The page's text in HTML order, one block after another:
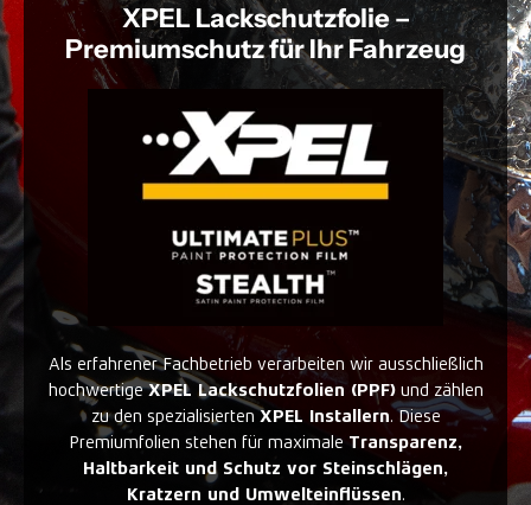
XPEL Lackschutzfolie –
Premiumschutz für Ihr Fahrzeug
Als erfahrener Fachbetrieb verarbeiten wir ausschließlich
hochwertigeXPEL Lackschutzfolien (PPF)und zählen
zu den spezialisiertenXPEL Installern. Diese
Premiumfolien stehen für maximale Transparenz,
Haltbarkeit und Schutz vor Steinschlägen,
Kratzern und Umwelteinflüssen.